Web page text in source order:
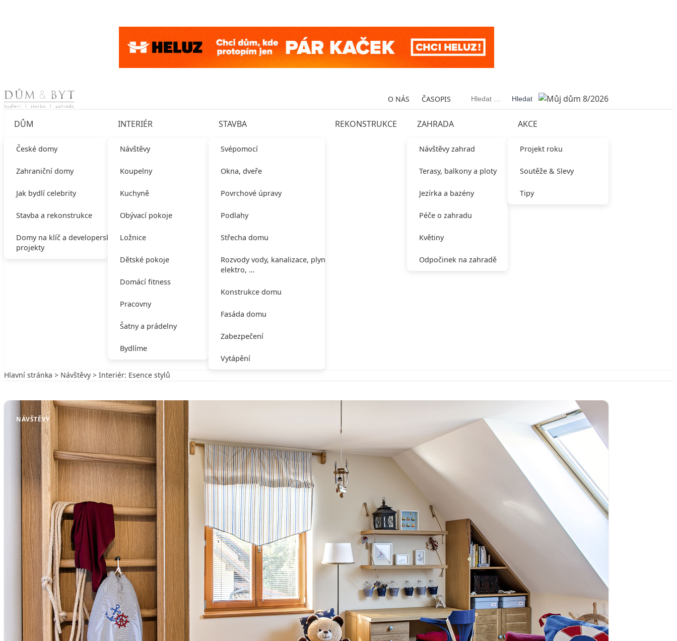
Skip to content O NÁS ČASOPIS Vyhledávání
DŮM
České domy
Zahraniční domy
Jak bydlí celebrity
Stavba a rekonstrukce
Domy na klíč a developerské
projekty
INTERIÉR
Návštěvy
Koupelny
Kuchyně
Obývací pokoje
Ložnice
Dětské pokoje
Domácí fitness
Pracovny
Šatny a prádelny
Bydlíme
STAVBA
Svépomocí
Okna, dveře
Povrchové úpravy
Podlahy
Střecha domu
Rozvody vody, kanalizace, plynu,
elektro, …
Konstrukce domu
Fasáda domu
Zabezpečení
Vytápění
REKONSTRUKCE ZAHRADA
Návštěvy zahrad
Terasy, balkony a ploty
Jezírka a bazény
Péče o zahradu
Květiny
Odpočinek na zahradě
AKCE
Projekt roku
Soutěže & Slevy
Tipy
Hlavní stránka > Návštěvy > Interiér: Esence stylů
NÁVŠTĚVY